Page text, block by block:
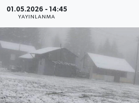
01.05.2026 - 14:45
YAYINLANMA